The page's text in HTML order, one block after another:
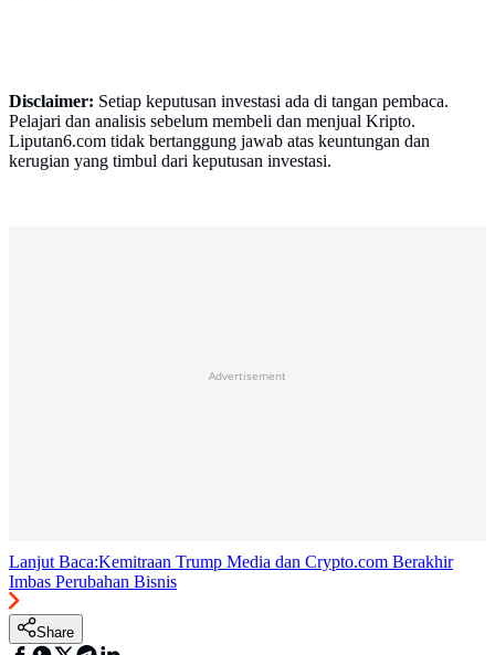
Disclaimer: Setiap keputusan investasi ada di tangan pembaca.
Pelajari dan analisis sebelum membeli dan menjual Kripto.
Liputan6.com tidak bertanggung jawab atas keuntungan dan
kerugian yang timbul dari keputusan investasi.
Advertisement
Lanjut Baca:Kemitraan Trump Media dan Crypto.com Berakhir
Imbas Perubahan Bisnis
Share